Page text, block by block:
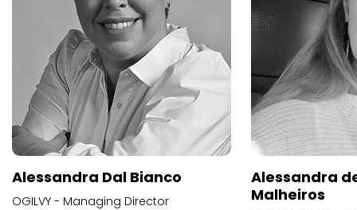
Alessandra Dal Bianco
OGILVY - Managing Director
Alessandra
Malheiros